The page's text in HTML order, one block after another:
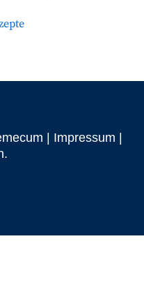
| Impressum